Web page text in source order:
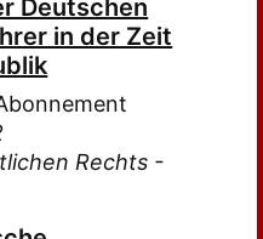
Deutschen
in der Zeit
Rechts -